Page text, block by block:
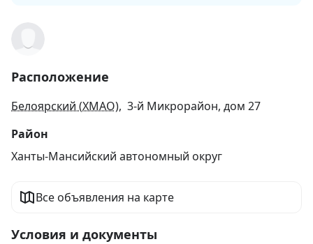
Расположение
Белоярский (ХМАО), 3-й Микрорайон, дом 27
Район
Ханты-Мансийский автономный округ
Все объявления на карте
Условия и документы